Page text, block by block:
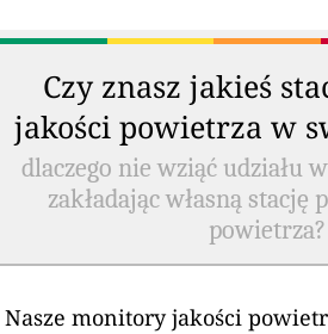
Czy znasz jakieś
jakości powietrza w
dlaczego nie wziąć udziału
zakładając własną
powietrza?
Nasze monitory jakości